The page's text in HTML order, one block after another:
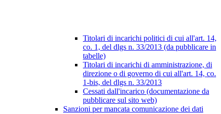
Titolari di incarichi politici di cui all'art. 14,
co. 1, del dlgs n. 33/2013 (da pubblicare in
tabelle)
Titolari di incarichi di amministrazione, di
direzione o di governo di cui all'art. 14, co.
1-bis, del dlgs n. 33/2013
Cessati dall'incarico (documentazione da
pubblicare sul sito web)
Sanzioni per mancata comunicazione dei dati